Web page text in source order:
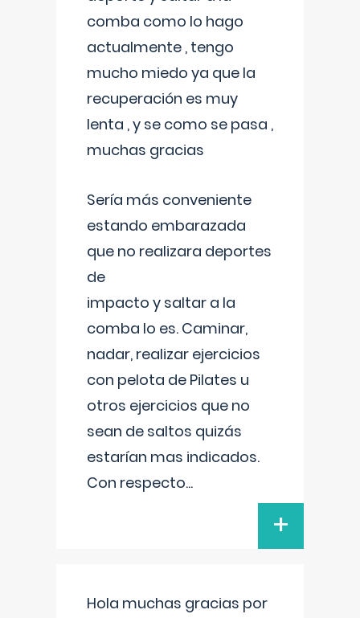
comba como lo hago
actualmente , tengo
mucho miedo ya que la
recuperación es muy
lenta , y se como se pasa ,
muchas gracias
Sería más conveniente
estando embarazada
que no realizara deportes
de
impacto y saltar a la
comba lo es. Caminar,
nadar, realizar ejercicios
con pelota de Pilates u
otros ejercicios que no
sean de saltos quizás
estarían mas indicados.
Con respecto...
+
Hola muchas gracias por